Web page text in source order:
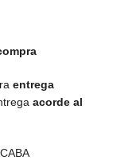
entrega
acorde al